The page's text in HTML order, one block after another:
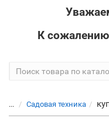
К сожалению
... Садовая техника